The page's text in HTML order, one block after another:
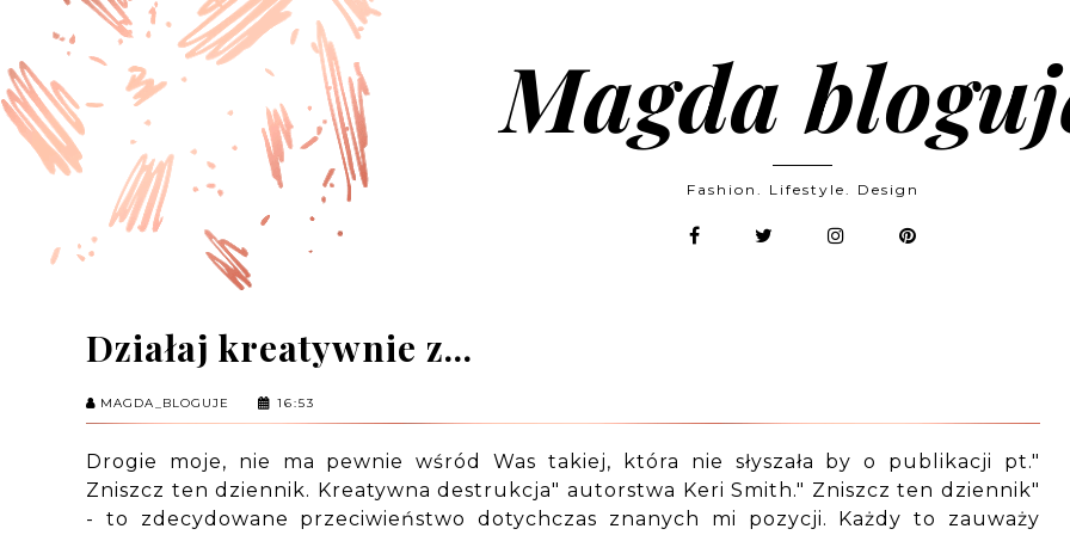
Magda
Fashion. Lifestyle. Design
Działaj kreatywnie z...
MAGDA_BLOGUJE 16:53
Drogie moje, nie ma pewnie wśród Was takiej, która nie słyszała by o publikacji pt."
Zniszcz ten dziennik. Kreatywna destrukcja" autorstwa Keri Smith." Zniszcz ten dziennik"
- to zdecydowane przeciwieństwo dotychczas znanych mi pozycji. Każdy to zauważy